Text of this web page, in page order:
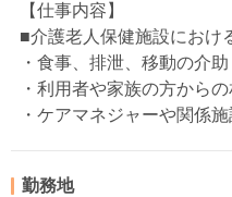
【仕事内容】
■介護老人保健施設におけ
・食事、排泄、移動の介助
・利用者や家族の方から
・ケアマネジャーや関係
勤務地